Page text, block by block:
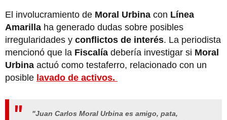
El involucramiento de Moral Urbina con Línea
Amarilla ha generado dudas sobre posibles
irregularidades y conflictos de interés. La periodista
mencionó que la Fiscalía debería investigar si Moral
Urbina actuó como testaferro, relacionado con un
posible lavado de activos.
"Juan Carlos Moral Urbina es amigo, pata,